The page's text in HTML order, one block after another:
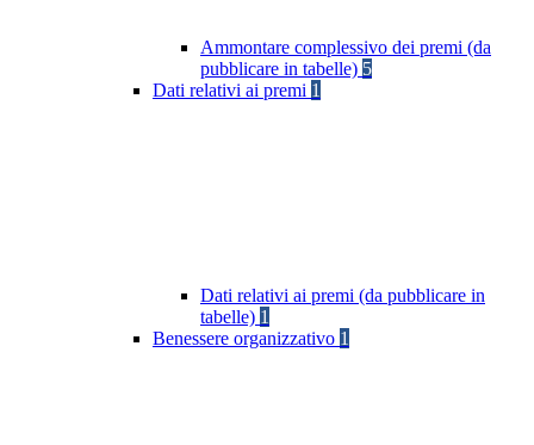
Ammontare complessivo dei premi (da
pubblicare in tabelle) 5
Dati relativi ai premi 1
Dati relativi ai premi (da pubblicare in
tabelle) 1
Benessere organizzativo 1